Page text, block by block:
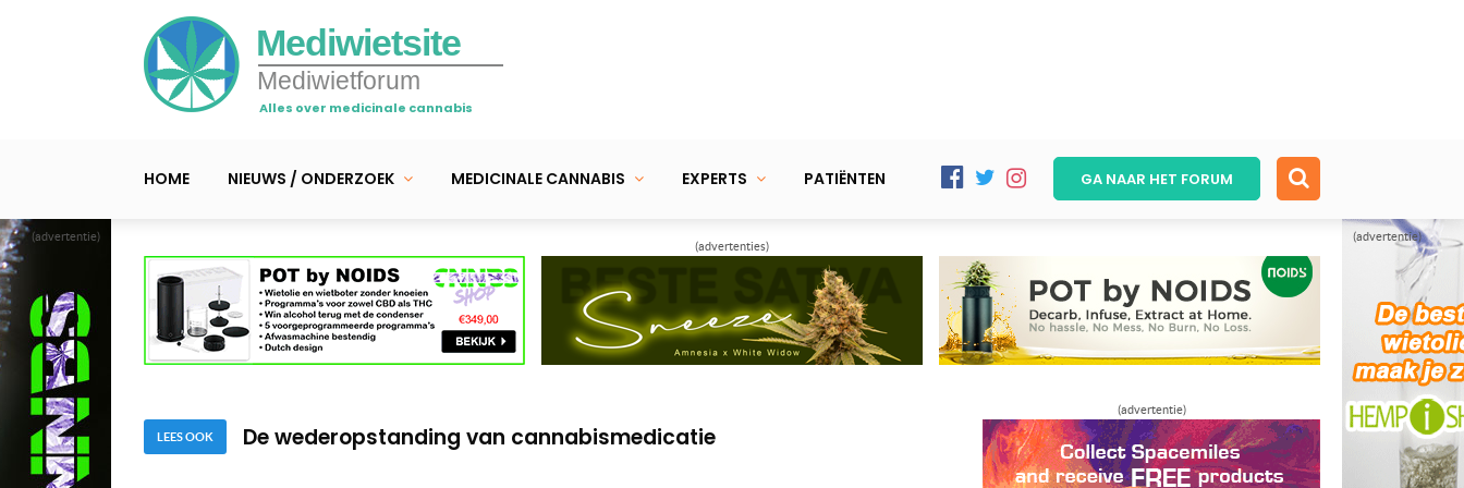
(advertentie) (advertentie)
Mediwietsite
Mediwietforum
Alles over medicinale cannabis
HOME NIEUWS / ONDERZOEK MEDICINALE CANNABIS EXPERTS PATIËNTEN GA NAAR HET FORUM
(advertenties)
LEES OOK
Pikante smeerboel met CBD-Sambalbalm: pijnstillende warmte-
zalf
De wederopstanding van cannabismedicatie
(advertentie)